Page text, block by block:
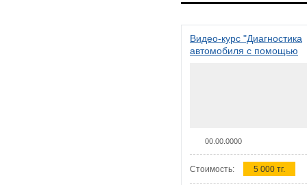
Видео-курс "Диагностика
автомобиля с помощью
00.00.0000
Стоимость: 5 000 тг.